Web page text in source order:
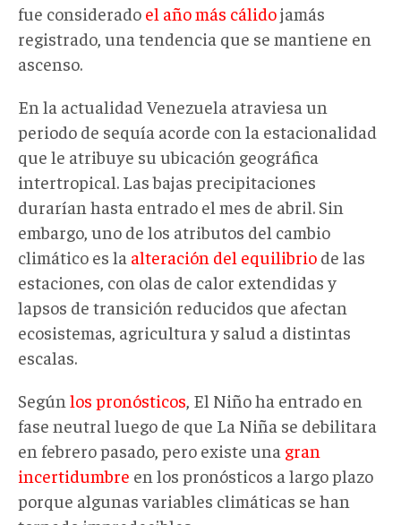
fue considerado el año más cálidojamás
registrado, una tendencia que se mantiene en
ascenso.
En la actualidad Venezuela atraviesa un
periodo de sequía acorde con la estacionalidad
que le atribuye su ubicación geográfica
intertropical. Las bajas precipitaciones
durarían hasta entrado el mes de abril. Sin
embargo, uno de los atributos del cambio
climático es la alteración del equilibrio de las
estaciones, con olas de calor extendidas y
lapsos de transición reducidos que afectan
ecosistemas, agricultura y salud a distintas
escalas.
Según los pronósticos , El Niño ha entrado en
fase neutral luego de que La Niña se debilitara
en febrero pasado, pero existe una gran
incertidumbre en los pronósticos a largo plazo
porque algunas variables climáticas se han